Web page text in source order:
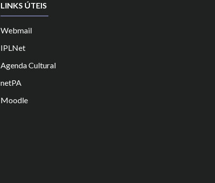
LINKS ÚTEIS
Webmail
IPLNet
Agenda Cultural
netPA
Moodle